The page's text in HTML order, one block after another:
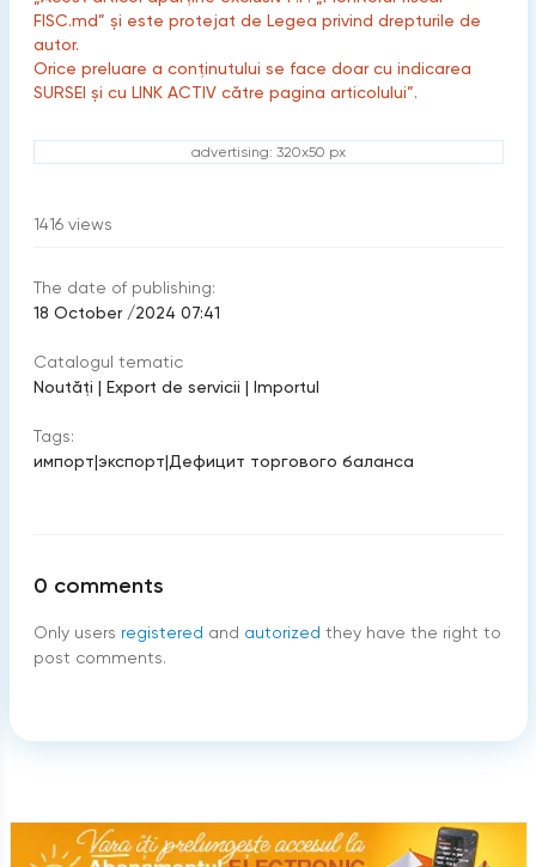
FISC.md” și este protejat de Legea privind drepturile de
autor.
Orice preluare a conținutului se face doar cu indicarea
SURSEI și cu LINK ACTIV către pagina articolului”.
advertising: 320x50 px
1416 views
The date of publishing:
18 October /2024 07:41
Catalogul tematic
Noutăți | Export de servicii | Importul
Tags:
импорт|экспорт|Дефицит торгового баланса
0 comments
Only users registered and autorized they have the right to
post comments.